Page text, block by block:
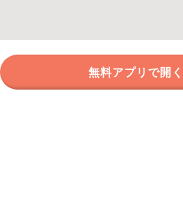
無料アプリで開く